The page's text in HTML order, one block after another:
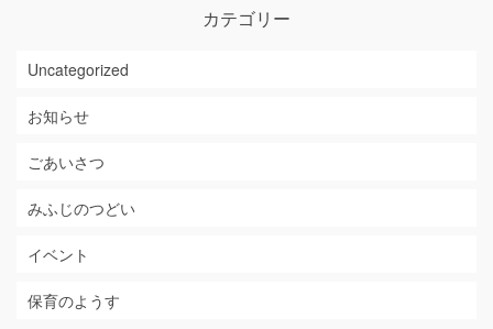
カテゴリー
Uncategorized
お知らせ
ごあいさつ
みふじのつどい
イベント
保育のようす